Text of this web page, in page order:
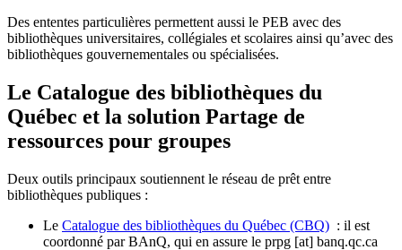
Des ententes particulières permettent aussi le PEB avec des
bibliothèques universitaires, collégiales et scolaires ainsi qu’avec des
bibliothèques gouvernementales ou spécialisées.
Le Catalogue des bibliothèques du
Québec et la solution Partage de
ressources pour groupes
Deux outils principaux soutiennent le réseau de prêt entre
bibliothèques publiques :
Le Catalogue des bibliothèques du Québec (CBQ) : il est
coordonné par BAnQ, qui en assure le prpg [at] banq.qc.ca